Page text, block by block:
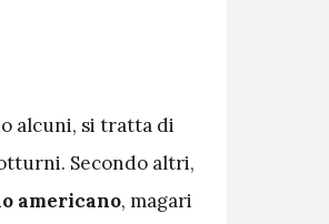
alcuni, si tratta di
Secondo altri,
americano, magari